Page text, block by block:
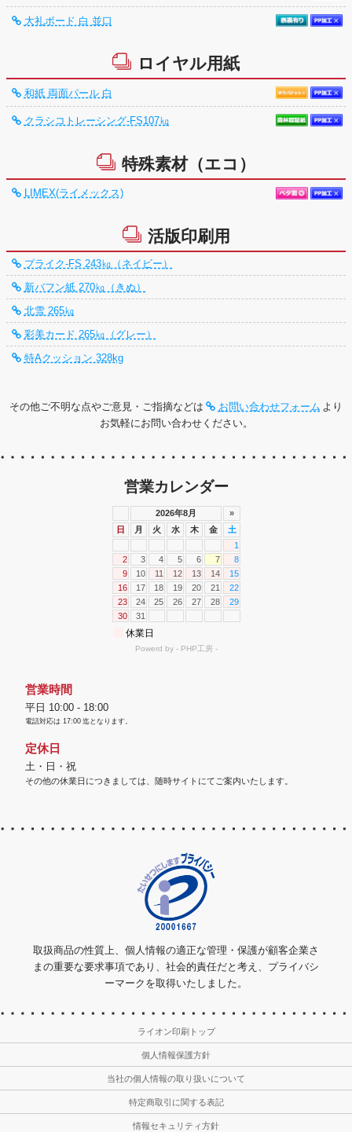
大礼ボード 白 並口
ロイヤル用紙
和紙 両面パール 白
クラシコトレーシング-FS107㎏
特殊素材（エコ）
LIMEX(ライメックス)
活版印刷用
プライク-FS 243㎏（ネイビー）
新バフン紙 270㎏（きぬ）
北雪 265㎏
彩美カード 265㎏（グレー）
特Aクッション 328kg
その他ご不明な点やご意見・ご指摘などは お問い合わせフォーム より
お気軽にお問い合わせください。
営業カレンダー
営業時間
平日 10:00 - 18:00
電話対応は 17:00 迄となります。
定休日
土・日・祝
その他の休業日につきましては、随時サイトにてご案内いたします。
取扱商品の性質上、個人情報の適正な管理・保護が顧客企業さ
まの重要な要求事項であり、社会的責任だと考え、プライバシ
ーマークを取得いたしました。
ライオン印刷トップ
個人情報保護方針
当社の個人情報の取り扱いについて
特定商取引に関する表記
情報セキュリティ方針